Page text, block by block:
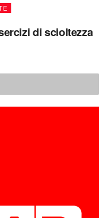
di scioltezza